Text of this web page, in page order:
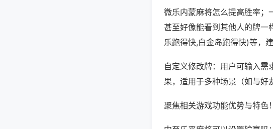
微乐内蒙麻将怎么提高胜率；
甚至好像能看到其他人的牌一
乐跑得快,白金岛跑得快)等，
自定义修改牌：用户可输入需
果，适用于多种场景（如与好
聚焦相关游戏功能优势与特色！